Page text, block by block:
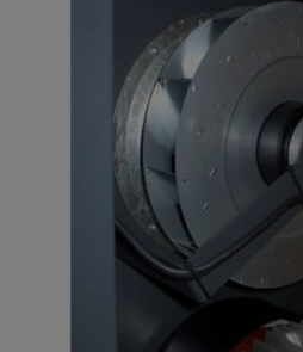
Produkt-Infos
Kompressoren Übersicht
Komplettübersicht
Dental und Labor
Flüsterleise unter 55 dB(A)
Leiselauf ab 55 dB(A)